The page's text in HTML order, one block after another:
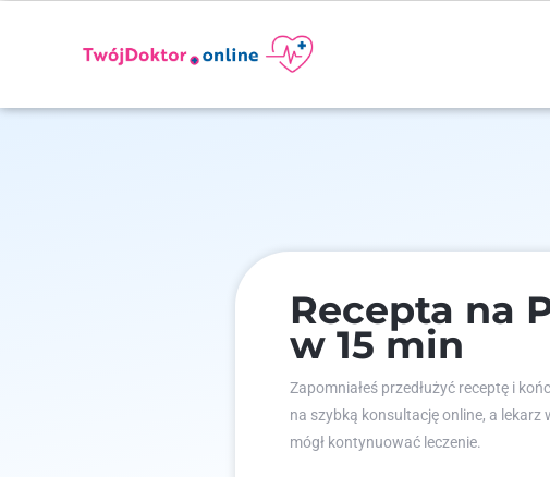
Recepta na
w 15 min
Zapomniałeś przedłużyć receptę i
na szybką konsultację online, a lekarz
mógł kontynuować leczenie.